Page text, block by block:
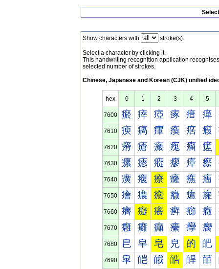
Show characters with stroke(s).
Select a character by clicking it.
This handwriting recognition application
selected number of strokes.
Chinese, Japanese and Korean (CJK) unified
hex 0 1 2 3 4 5
7600 瘀 瘁 瘂 瘃 瘄 瘅
7610 瘐 瘑 瘒 瘓 瘔 瘕
7620 瘠 瘡 瘢 瘣 瘤 瘥
7630 瘰 瘱 瘲 瘳 瘴 瘵
7640 癀 癁 療 癃 癄 癅
7650 癐 癑 癒 癓 癔 癕
7660 癠 癡 癢 癣 癤 癥
7670 癰 癱 癲 癳 癴 癵
7680 皀 皁 皂 皃 的 皅
7690 皐 皑 皒 皓 皔 皕